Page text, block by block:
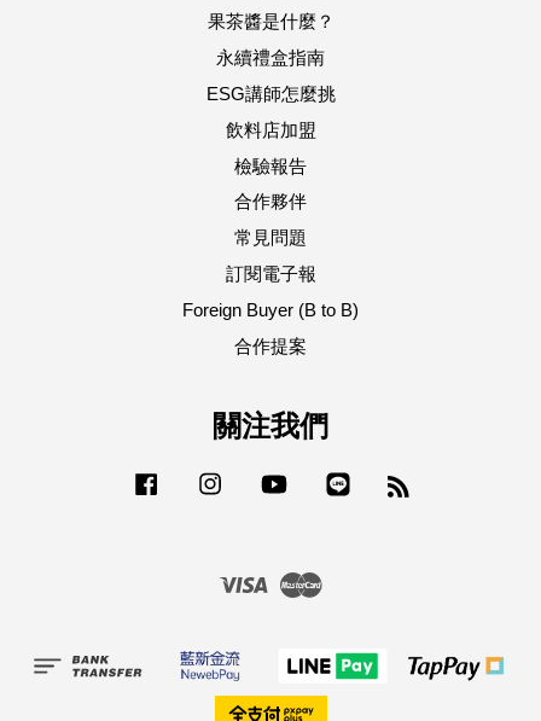
果茶醬是什麼？
永續禮盒指南
ESG講師怎麼挑
飲料店加盟
檢驗報告
合作夥伴
常見問題
訂閱電子報
Foreign Buyer (B to B)
合作提案
關注我們
Facebook Instagram YouTube
Visa